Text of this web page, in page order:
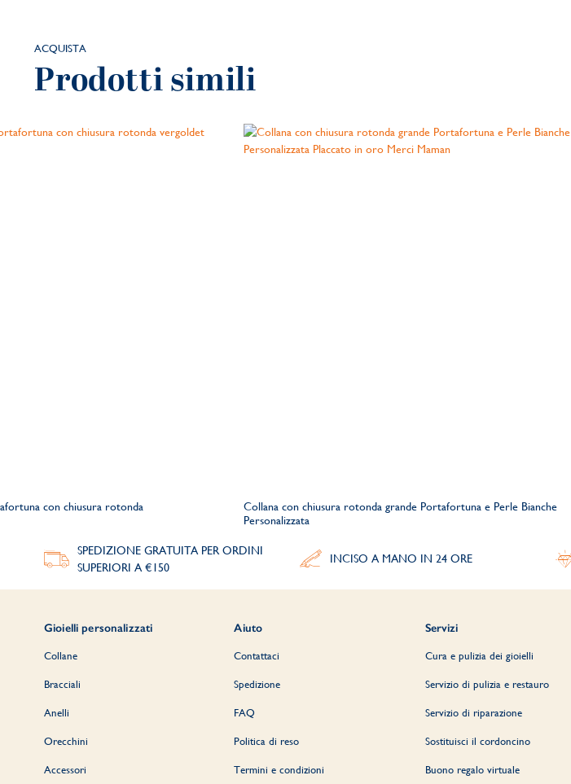
ACQUISTA
Prodotti simili
con chiusura rotonda
Collana con chiusura rotonda grande Portafortuna e Perle Bianche
Personalizzata
SPEDIZIONE GRATUITA PER ORDINI
SUPERIORI A €150
INCISO A MANO IN 24 ORE
Gioielli personalizzati
Collane
Bracciali
Anelli
Orecchini
Accessori
Aiuto
Contattaci
Spedizione
FAQ
Politica di reso
Termini e condizioni
Servizi
Cura e pulizia dei gioielli
Servizio di pulizia e restauro
Servizio di riparazione
Sostituisci il cordoncino
Buono regalo virtuale